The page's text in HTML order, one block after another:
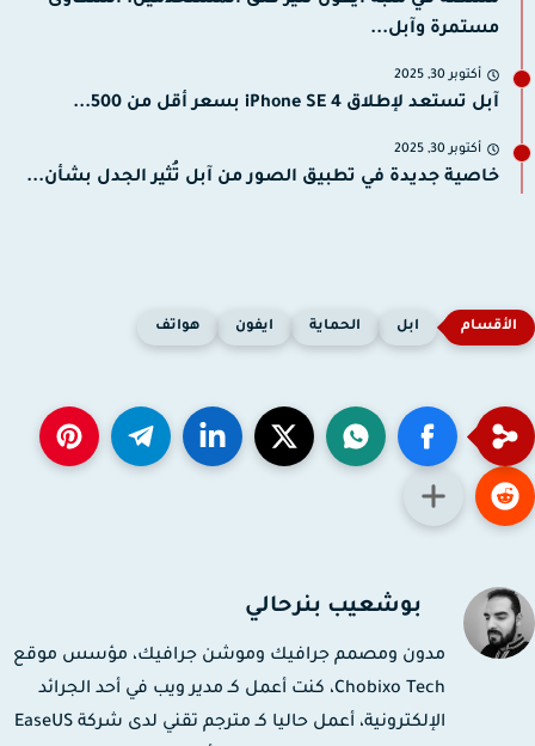
مستمرة وآبل...
أكتوبر 30, 2025
آبل تستعد لإطلاق iPhone SE 4 بسعر أقل من 500...
أكتوبر 30, 2025
خاصية جديدة في تطبيق الصور من آبل تُثير الجدل بشأن...
ابل الحماية ايفون هواتف
بوشعيب بنرحالي
مدون ومصمم جرافيك وموشن جرافيك، مؤسس موقع
Chobixo Tech، كنت أعمل كـ مدير ويب في أحد الجرائد
الإلكترونية، أعمل حاليا كـ مترجم تقني لدى شركة EaseUS